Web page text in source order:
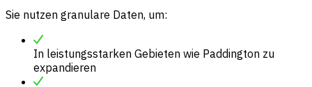
Sie nutzen granulare Daten, um:
In leistungsstarken Gebieten wie Paddington zu
expandieren